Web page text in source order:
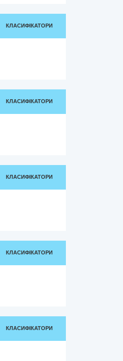
КЛАСИФІКАТОРИ
КЛАСИФІКАТОРИ
КЛАСИФІКАТОРИ
КЛАСИФІКАТОРИ
КЛАСИФІКАТОРИ